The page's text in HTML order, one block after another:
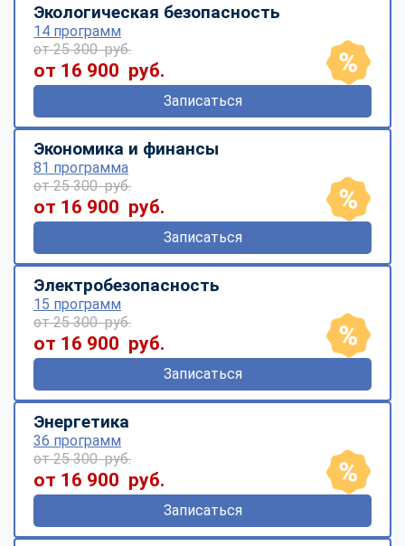
Экологическая безопасность
14 программ
от 25 300 руб.
от 16 900 руб.
Записаться
Экономика и финансы
81 программа
от 25 300 руб.
от 16 900 руб.
Записаться
Электробезопасность
15 программ
от 25 300 руб.
от 16 900 руб.
Записаться
Энергетика
36 программ
от 25 300 руб.
от 16 900 руб.
Записаться